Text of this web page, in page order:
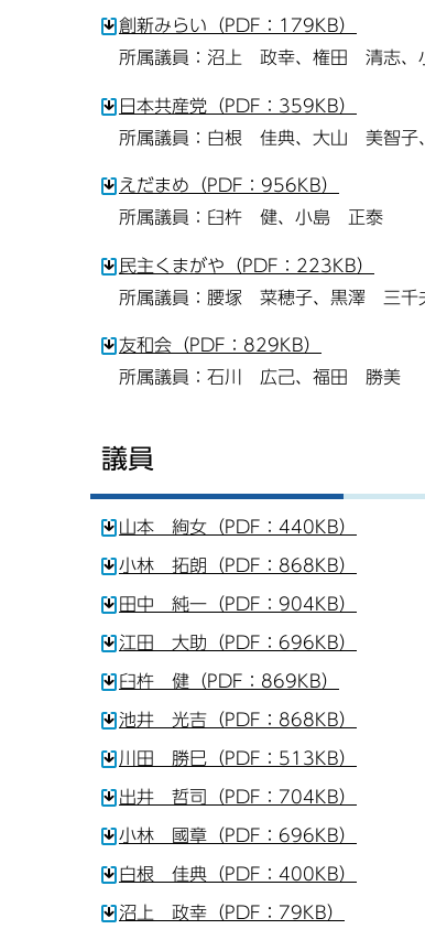
創新みらい（PDF：179KB）
所属議員：沼上 政幸、権田 清志
日本共産党（PDF：359KB）
所属議員：白根 佳典、大山 美智子
えだまめ（PDF：956KB）
所属議員：臼杵 健、小島 正泰
民主くまがや（PDF：223KB）
所属議員：腰塚 菜穂子、黒澤 三千
友和会（PDF：829KB）
所属議員：石川 広己、福田 勝美
議員
山本 絢女（PDF：440KB）
小林 拓朗（PDF：868KB）
田中 純一（PDF：904KB）
江田 大助（PDF：696KB）
臼杵 健（PDF：869KB）
池井 光吉（PDF：868KB）
川田 勝巳（PDF：513KB）
出井 哲司（PDF：704KB）
小林 國章（PDF：696KB）
白根 佳典（PDF：400KB）
沼上 政幸（PDF：79KB）